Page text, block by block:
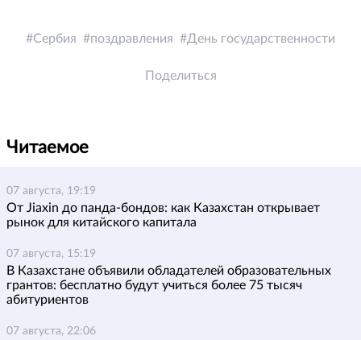
Сербия поздравления День государственности
Поделиться
Читаемое
07 августа, 19:19
От Jiaxin до панда-бондов: как Казахстан открывает
рынок для китайского капитала
07 августа, 15:19
В Казахстане объявили обладателей образовательных
грантов: бесплатно будут учиться более 75 тысяч
абитуриентов
07 августа, 22:06